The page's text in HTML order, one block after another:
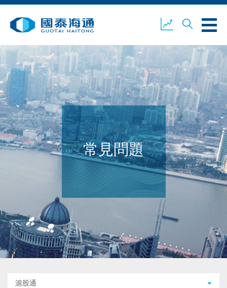
業務概覽 公司新聞
環境、社會及企業管治 國泰海通證券 聯絡我們
常見問題
滬股通